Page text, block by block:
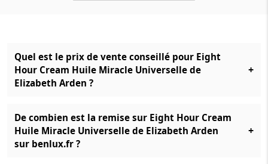
Quel est le prix de vente conseillé pour Eight
Hour Cream Huile Miracle Universelle de
Elizabeth Arden ?
+
De combien est la remise sur Eight Hour Cream
Huile Miracle Universelle de Elizabeth Arden
sur benlux.fr ?
+